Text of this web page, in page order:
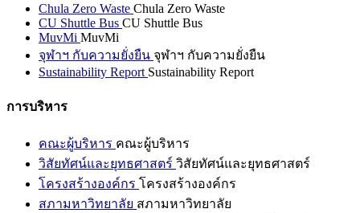
Chula Zero Waste Chula Zero Waste
CU Shuttle Bus CU Shuttle Bus
MuvMi MuvMi
จุฬาฯ กับความยั่งยืน จุฬาฯ กับความยั่งยืน
Sustainability Report Sustainability Report
การบริหาร
คณะผู้บริหาร คณะผู้บริหาร
วิสัยทัศน์และยุทธศาสตร์ วิสัยทัศน์และยุทธศาสตร์
โครงสร้างองค์กร โครงสร้างองค์กร
สภามหาวิทยาลัย สภามหาวิทยาลัย